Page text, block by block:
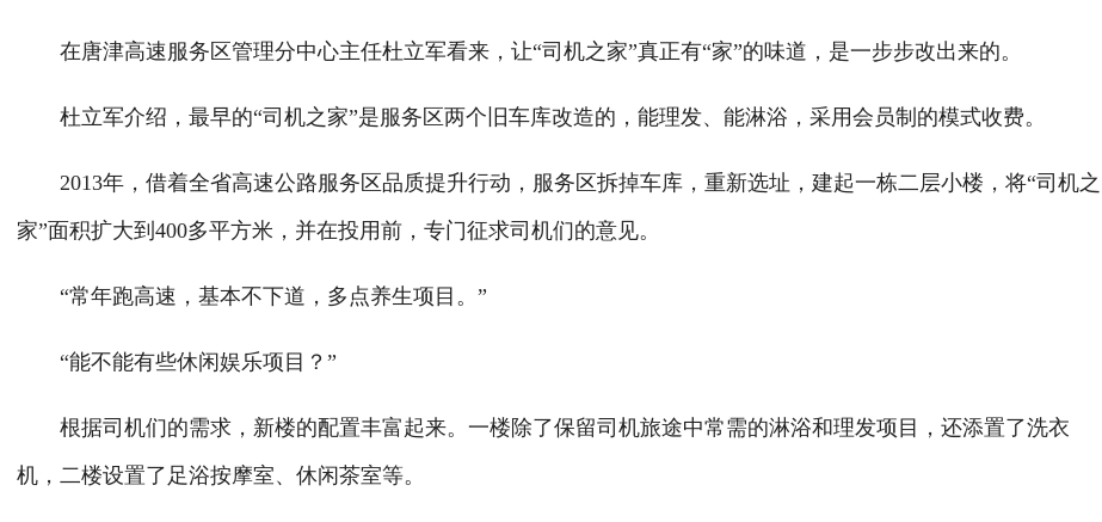
在唐津高速服务区管理分中心主任杜立军看来，让“司机之家”真正有“家”的味道，是一步步改出来的。
杜立军介绍，最早的“司机之家”是服务区两个旧车库改造的，能理发、能淋浴，采用会员制的模式收费。
2013年，借着全省高速公路服务区品质提升行动，服务区拆掉车库，重新选址，建起一栋二层小楼，将“司机之
家”面积扩大到400多平方米，并在投用前，专门征求司机们的意见。
“常年跑高速，基本不下道，多点养生项目。”
“能不能有些休闲娱乐项目？”
根据司机们的需求，新楼的配置丰富起来。一楼除了保留司机旅途中常需的淋浴和理发项目，还添置了洗衣
机，二楼设置了足浴按摩室、休闲茶室等。